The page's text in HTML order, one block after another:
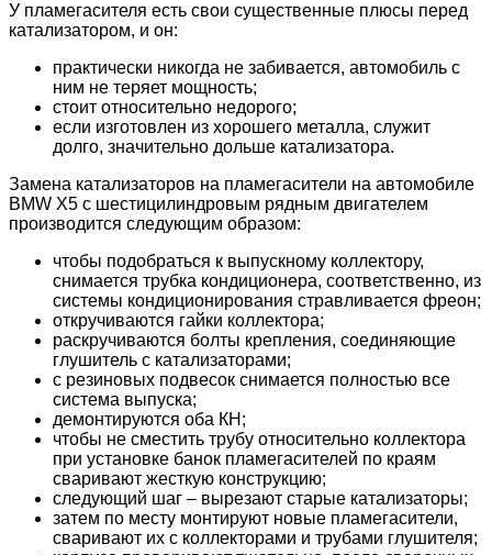
У пламегасителя есть свои существенные плюсы перед
катализатором, и он:
практически никогда не забивается, автомобиль с
ним не теряет мощность;
стоит относительно недорого;
если изготовлен из хорошего металла, служит
долго, значительно дольше катализатора.
Замена катализаторов на пламегасители на автомобиле
BMW X5 с шестицилиндровым рядным двигателем
производится следующим образом:
чтобы подобраться к выпускному коллектору,
снимается трубка кондиционера, соответственно, из
системы кондиционирования стравливается фреон;
откручиваются гайки коллектора;
раскручиваются болты крепления, соединяющие
глушитель с катализаторами;
с резиновых подвесок снимается полностью все
система выпуска;
демонтируются оба КН;
чтобы не сместить трубу относительно коллектора
при установке банок пламегасителей по краям
сваривают жесткую конструкцию;
следующий шаг – вырезают старые катализаторы;
затем по месту монтируют новые пламегасители,
сваривают их с коллекторами и трубами глушителя;